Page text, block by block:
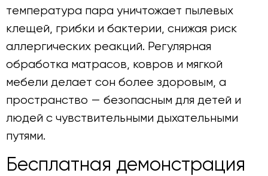
температура пара уничтожает пылевых
клещей, грибки и бактерии, снижая риск
аллергических реакций. Регулярная
обработка матрасов, ковров и мягкой
мебели делает сон более здоровым, а
пространство — безопасным для детей и
людей с чувствительными дыхательными
путями.
Бесплатная демонстрация